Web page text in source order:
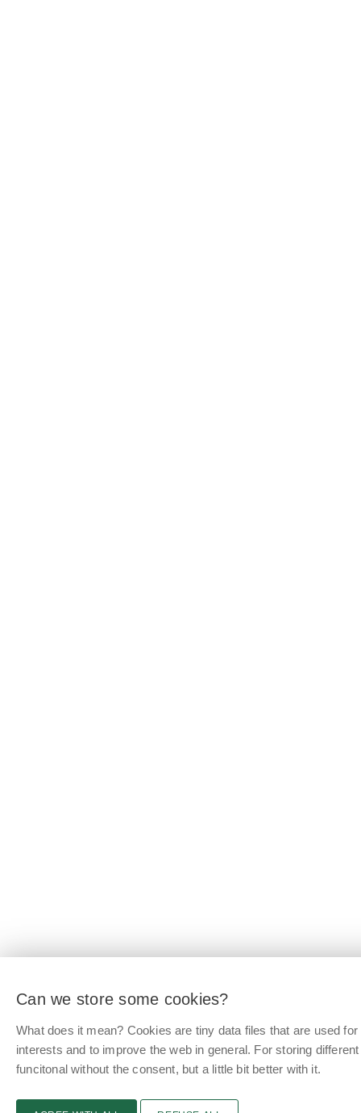
Can we store some cookies?
What does it mean? Cookies are tiny data files that are used
interests and to improve the web in general. For storing
funcitonal without the consent, but a little bit better with it.